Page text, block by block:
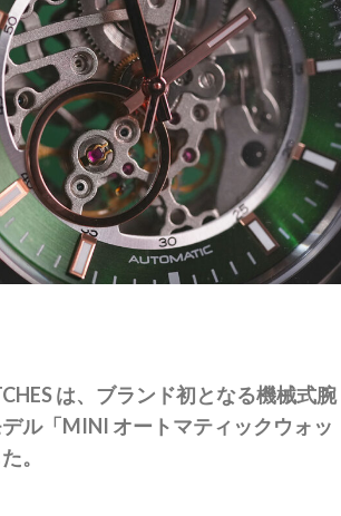
は、ブランド初となる機械式腕
ル「MINI オートマティックウォッ
。